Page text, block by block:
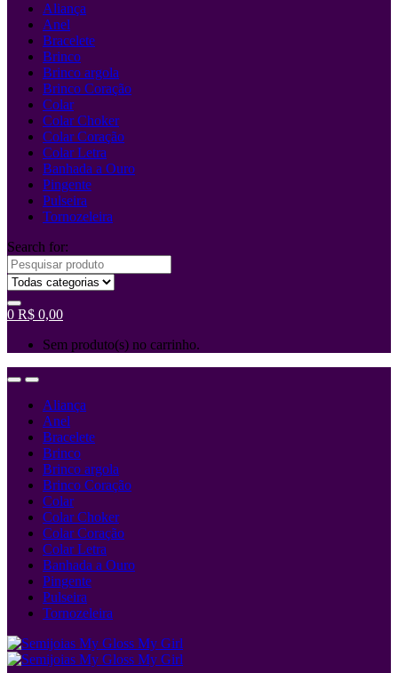
Aliança
Anel
Bracelete
Brinco
Brinco argola
Brinco Coração
Colar
Colar Choker
Colar Coração
Colar Letra
Banhada a Ouro
Pingente
Pulseira
Tornozeleira
Search for:
0 R$ 0,00
Sem produto(s) no carrinho.
Aliança
Anel
Bracelete
Brinco
Brinco argola
Brinco Coração
Colar
Colar Choker
Colar Coração
Colar Letra
Banhada a Ouro
Pingente
Pulseira
Tornozeleira